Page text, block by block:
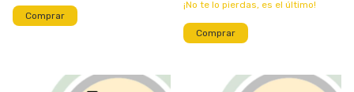
¡No te lo pierdas, es el último!